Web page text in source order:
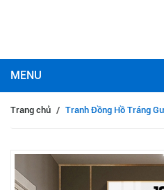
Trang chủ / Tranh Đồng Hồ Tráng